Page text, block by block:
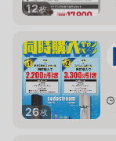
12枚
26枚